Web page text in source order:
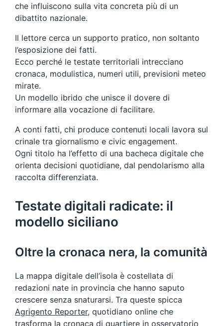
che influiscono sulla vita concreta più di un
dibattito nazionale.
Il lettore cerca un supporto pratico, non soltanto
l’esposizione dei fatti.
Ecco perché le testate territoriali intrecciano
cronaca, modulistica, numeri utili, previsioni meteo
mirate.
Un modello ibrido che unisce il dovere di
informare alla vocazione di facilitare.
A conti fatti, chi produce contenuti locali lavora sul
crinale tra giornalismo e civic engagement.
Ogni titolo ha l’effetto di una bacheca digitale che
orienta decisioni quotidiane, dal pendolarismo alla
raccolta differenziata.
Testate digitali radicate: il
modello siciliano
Oltre la cronaca nera, la comunità
La mappa digitale dell’isola è costellata di
redazioni nate in provincia che hanno saputo
crescere senza snaturarsi. Tra queste spicca
Agrigento Reporter, quotidiano online che
trasforma la cronaca di quartiere in osservatorio